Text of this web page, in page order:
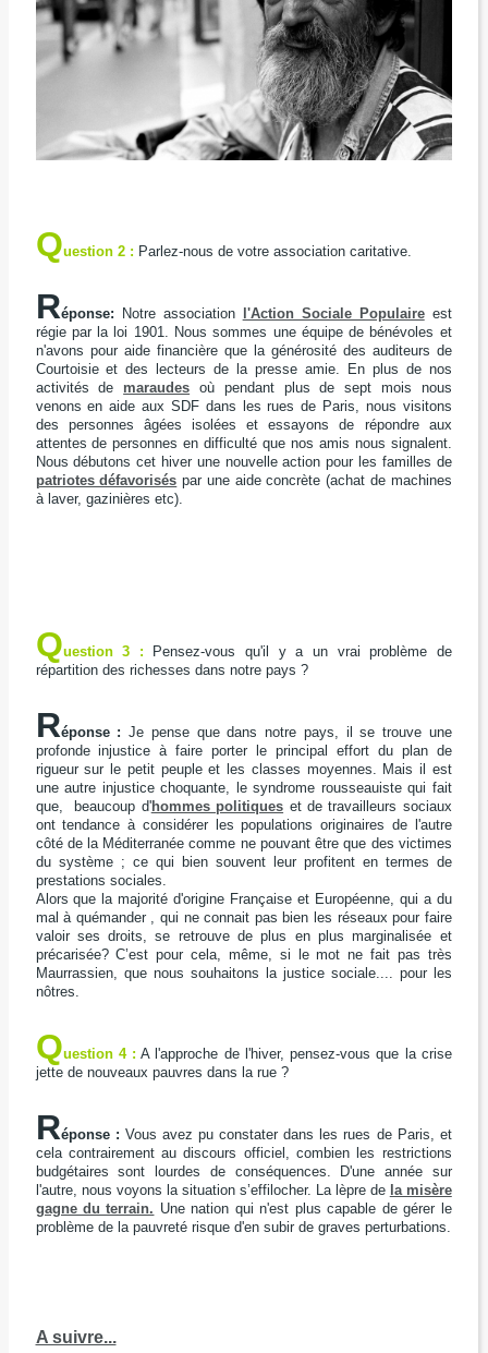
Question 2 : Parlez-nous de votre association caritative.
Réponse: Notre association l'Action Sociale Populaireest
régie par la loi 1901. Nous sommes une équipe de bénévoles et
n'avons pour aide financière que la générosité des auditeurs de
Courtoisie et des lecteurs de la presse amie. En plus de nos
activités de maraudes où pendant plus de sept mois nous
venons en aide aux SDF dans les rues de Paris, nous visitons
des personnes âgées isolées et essayons de répondre aux
attentes de personnes en difficulté que nos amis nous signalent.
Nous débutons cet hiver une nouvelle action pour les familles de
patriotes défavorisés par une aide concrète (achat de machines
à laver, gazinières etc).
Question 3 : Pensez-vous qu'il y a un vrai problème de
répartition des richesses dans notre pays ?
Réponse : Je pense que dans notre pays, il se trouve une
profonde injustice à faire porter le principal effort du plan de
rigueur sur le petit peuple et les classes moyennes. Mais il est
une autre injustice choquante, le syndrome rousseauiste qui fait
que, beaucoup d'hommes politiques et de travailleurs sociaux
ont tendance à considérer les populations originaires de l'autre
côté de la Méditerranée comme ne pouvant être que des victimes
du système ; ce qui bien souvent leur profitent en termes de
prestations sociales.
Alors que la majorité d'origine Française et Européenne, qui a du
mal à quémander , qui ne connait pas bien les réseaux pour faire
valoir ses droits, se retrouve de plus en plus marginalisée et
précarisée? C’est pour cela, même, si le mot ne fait pas très
Maurrassien, que nous souhaitons la justice sociale.... pour les
nôtres.
Question 4 : A l'approche de l'hiver, pensez-vous que la crise
jette de nouveaux pauvres dans la rue ?
Réponse : Vous avez pu constater dans les rues de Paris, et
cela contrairement au discours officiel, combien les restrictions
budgétaires sont lourdes de conséquences. D'une année sur
l'autre, nous voyons la situation s’effilocher. La lèpre de la misère
gagne du terrain. Une nation qui n'est plus capable de gérer le
problème de la pauvreté risque d'en subir de graves perturbations.
A suivre...